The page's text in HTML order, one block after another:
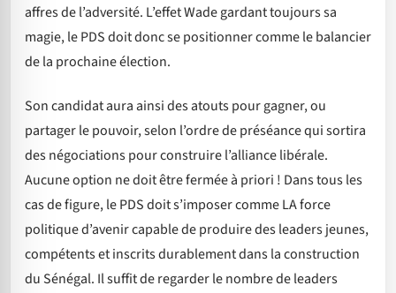
affres de l’adversité. L’effet Wade gardant toujours sa
magie, le PDS doit donc se positionner comme le balancier
de la prochaine élection.
Son candidat aura ainsi des atouts pour gagner, ou
partager le pouvoir, selon l’ordre de préséance qui sortira
des négociations pour construire l’alliance libérale.
Aucune option ne doit être fermée à priori ! Dans tous les
cas de figure, le PDS doit s’imposer comme LA force
politique d’avenir capable de produire des leaders jeunes,
compétents et inscrits durablement dans la construction
du Sénégal. Il suffit de regarder le nombre de leaders